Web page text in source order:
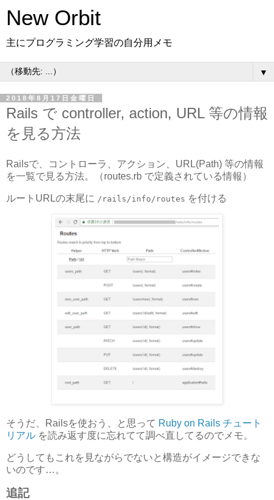
New Orbit
主にプログラミング学習の自分用メモ
▼
2018年8月17日金曜日
Rails で controller, action, URL 等の情報
を見る方法
Railsで、コントローラ、アクション、URL(Path) 等の情報
を一覧で見る方法。（routes.rb で定義されている情報）
ルートURLの末尾に /rails/info/routes を付ける
そうだ、Railsを使おう、と思って Ruby on Rails チュート
リアル を読み返す度に忘れてて調べ直してるのでメモ。
どうしてもこれを見ながらでないと構造がイメージできな
いのです…。
追記